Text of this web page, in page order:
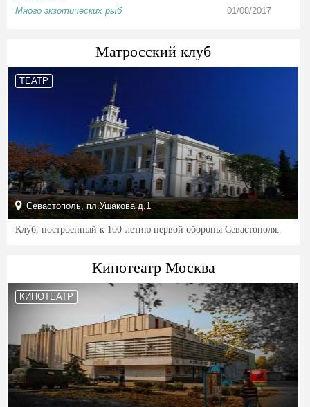
Много экзотических рыб 01/08/2017
Матросский клуб
ТЕАТР
Севастополь, пл.Ушакова д.1
Клуб, построенный к 100-летию первой обороны Севастополя.
Кинотеатр Москва
КИНОТЕАТР